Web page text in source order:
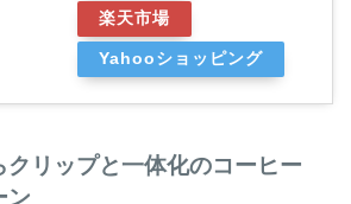
楽天市場
Yahooショッピング
クリップと一体化のコーヒー
ン